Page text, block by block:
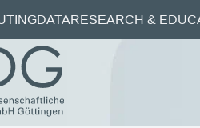
DATARESEARCH &